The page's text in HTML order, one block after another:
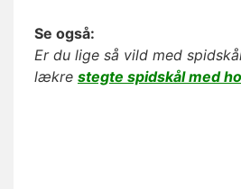
Se også:
Er du lige så vild med
lækre stegte spidskål med